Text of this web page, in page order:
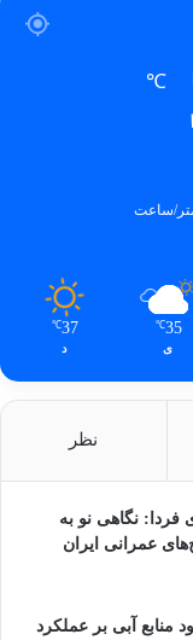
℃
35
℃
ی
37
℃
د
نظر
فردا: نگاهی نو به
عمرانی ایران
منابع آبی بر عملکرد